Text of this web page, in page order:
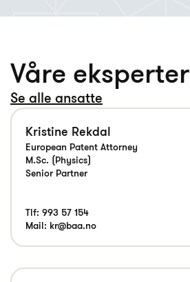
Våre eksperter
Se alle ansatte
Kristine Rekdal
European Patent Attorney
M.Sc. (Physics)
Senior Partner
Tlf: 993 57 154
Mail: kr@baa.no